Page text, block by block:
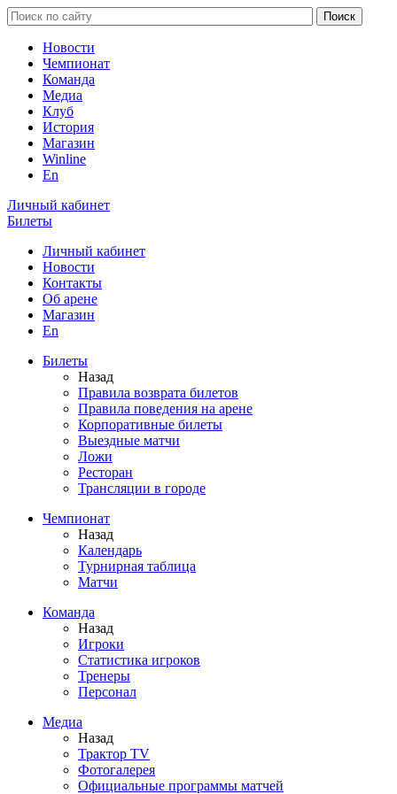
Новости
Чемпионат
Команда
Медиа
Клуб
История
Магазин
Winline
En
Личный кабинет
Билеты
Личный кабинет
Новости
Контакты
Об арене
Магазин
En
Билеты
Назад
Правила возврата билетов
Правила поведения на арене
Корпоративные билеты
Выездные матчи
Ложи
Ресторан
Трансляции в городе
Чемпионат
Назад
Календарь
Турнирная таблица
Матчи
Команда
Назад
Игроки
Статистика игроков
Тренеры
Персонал
Медиа
Назад
Трактор TV
Фотогалерея
Официальные программы матчей